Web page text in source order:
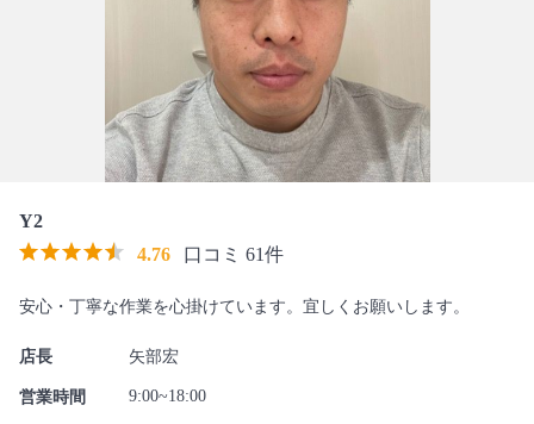
Y2
4.76
口コミ 61件
安心・丁寧な作業を心掛けています。宜しくお願いします。
店長 矢部宏
営業時間 9:00~18:00